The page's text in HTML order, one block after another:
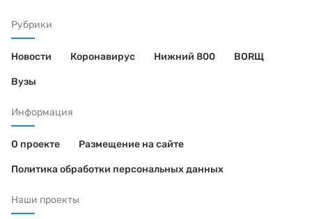
Рубрики
Новости Коронавирус Нижний 800 BORЩ
Вузы
Информация
О проекте Размещение на сайте
Политика обработки персональных данных
Наши проекты